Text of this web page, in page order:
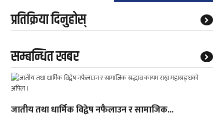
प्रतिक्रिया दिनुहोस्
सम्बन्धित खबर
जातीय तथा धार्मिक विद्वेष नफैलाउन र सामाजिक...